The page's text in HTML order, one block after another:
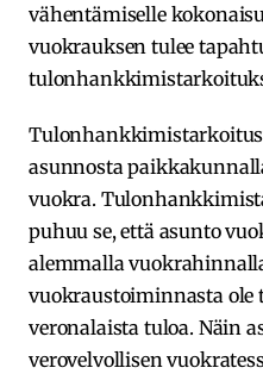
vähentämiselle
vuokrauksen tulee
asunnosta
vuokra.
puhuu se, että asunto
alemmalla
vuokraustoiminnasta ole
veronalaista tuloa. Näin
verovelvollisen